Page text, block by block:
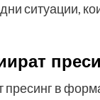
ситуации,
пресинг в